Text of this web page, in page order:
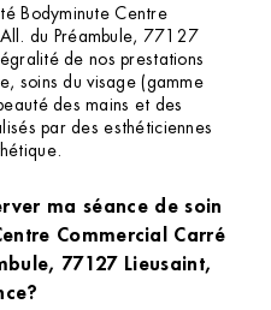
Bodyminute Centre
du Préambule, 77127
de nos prestations
soins du visage (gamme
des mains et des
par des esthéticiennes
ma séance de soin
Commercial Carré
77127 Lieusaint,